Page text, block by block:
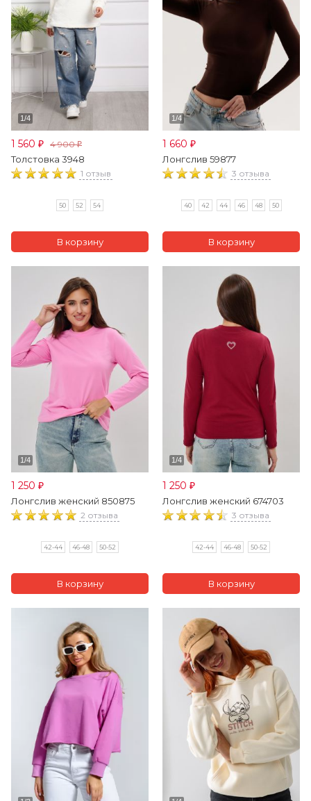
1 560 ₽ 4 900₽
Толстовка 3948
1 отзыв
50 52 54
1 660 ₽
Лонгслив 59877
3 отзыва
40 42 44 46 48 50
1 250 ₽
Лонгслив женский 850875
2 отзыва
42-44 46-48 50-52
1 250 ₽
Лонгслив женский 674703
3 отзыва
42-44 46-48 50-52